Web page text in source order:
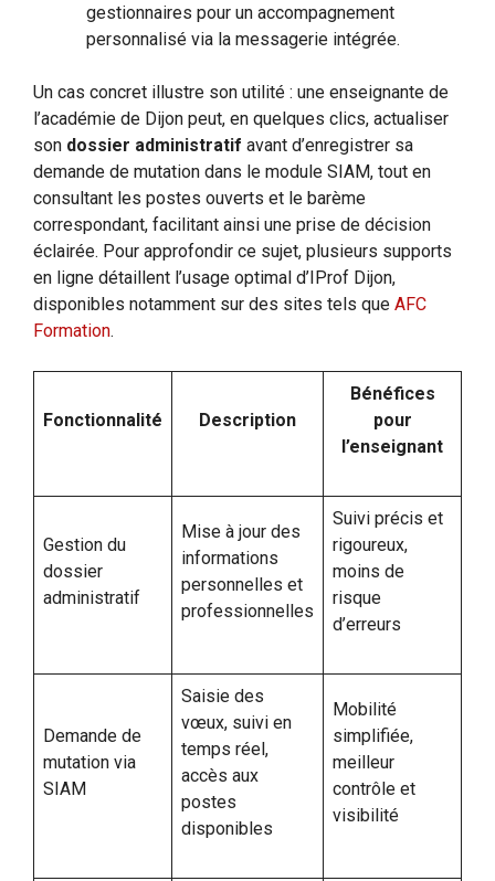
gestionnaires pour un accompagnement
personnalisé via la messagerie intégrée.
Un cas concret illustre son utilité : une enseignante de
l’académie de Dijon peut, en quelques clics, actualiser
son dossier administratif avant d’enregistrer sa
demande de mutation dans le module SIAM, tout en
consultant les postes ouverts et le barème
correspondant, facilitant ainsi une prise de décision
éclairée. Pour approfondir ce sujet, plusieurs supports
en ligne détaillent l’usage optimal d’IProf Dijon,
disponibles notamment sur des sites tels que AFC
Formation.
Fonctionnalité Description
Bénéfices
pour
l’enseignant
Gestion du
dossier
administratif
Mise à jour des
informations
personnelles et
professionnelles
Suivi précis et
rigoureux,
moins de
risque
d’erreurs
Demande de
mutation via
SIAM
Saisie des
vœux, suivi en
temps réel,
accès aux
postes
disponibles
Mobilité
simplifiée,
meilleur
contrôle et
visibilité